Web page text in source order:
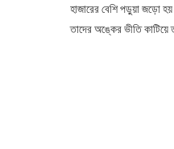
হাজারের বেশি পড়ুয়া জড়ো
তাদের অঙ্কের ভীতি কাটিয়ে